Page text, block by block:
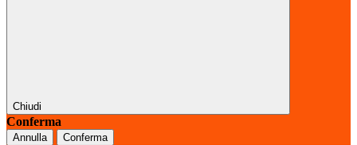
Chiudi
Conferma
Annulla Conferma